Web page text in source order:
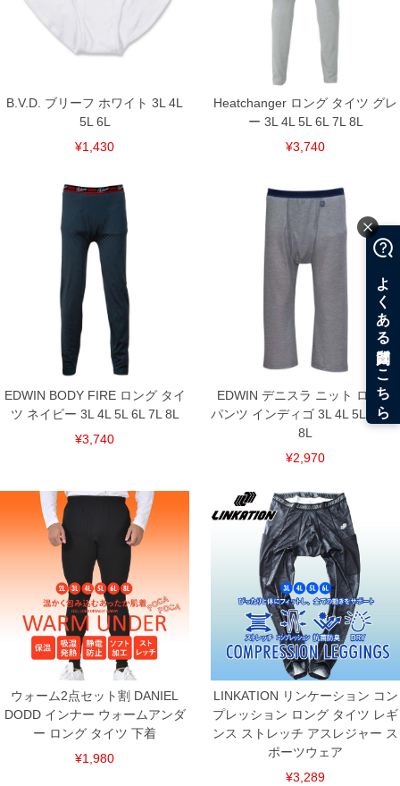
※当店での掲載商品は、実店鋪と在庫を共用しておりますので店頭での売り違い、店
舗からのお取り寄せ等により、お客様にご迷惑をお掛けしてしまう場合がございま
す。そのようなことがない様最大限に努めておりますが、もしあった場合速やかにご
連絡させて頂きますので予めご了承ください。
DETAIL
B.V.D. ブリーフ ホワイト 3L 4L
5L 6L
¥1,430
Heatchanger ロング タイツ グレ
ー 3L 4L 5L 6L 7L 8L
¥3,740
EDWIN BODY FIRE ロング タイ
ツ ネイビー 3L 4L 5L 6L 7L 8L
¥3,740
EDWIN デニスラ ニット ロング
パンツ インディゴ 3L 4L 5L 6L 7L
8L
¥2,970
ウォーム2点セット割 DANIEL
DODD インナー ウォームアンダ
ー ロング タイツ 下着
¥1,980
LINKATION リンケーション コン
プレッション ロング タイツ レギ
ンス ストレッチ アスレジャー ス
ポーツウェア
¥3,289